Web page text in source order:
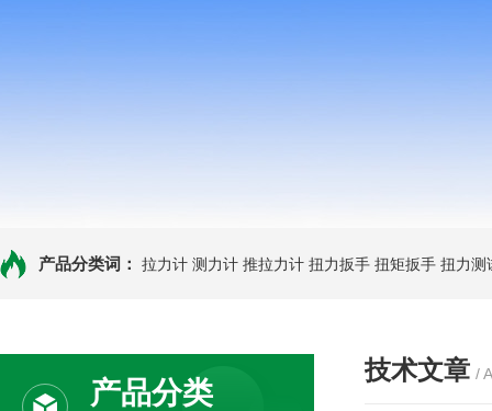
产品分类词： 拉力计 测力计 推拉力计 扭力扳手 扭矩扳手 扭力测
产品分类
技术文章 /